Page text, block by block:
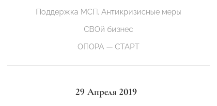
Поддержка МСП. Антикризисные меры
СВОй бизнес
ОПОРА — СТАРТ
29 Апреля 2019